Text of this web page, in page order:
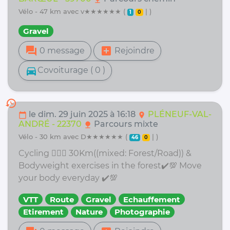
vélo - 47 km avec v★★★★★★ ( 1 0 | )
Gravel
forum 0 message add_box Rejoindre
directions_car Covoiturage ( 0 )
history
calendar_today le dim. 29 juin 2025 à 16:18 location_on
PLÉNEUF-VAL-
ANDRÉ - 22370 nature Parcours mixte
vélo - 30 km avec D★★★★★★ ( 46 0 | )
Cycling 🚴🏻‍♀️ 30Km((mixed: Forest/Road)) &
Bodyweight exercises in the forest✔️💯 Move
your body everyday ✔️💯
VTT Route Gravel
Echauffement
Etirement
Nature Photographie